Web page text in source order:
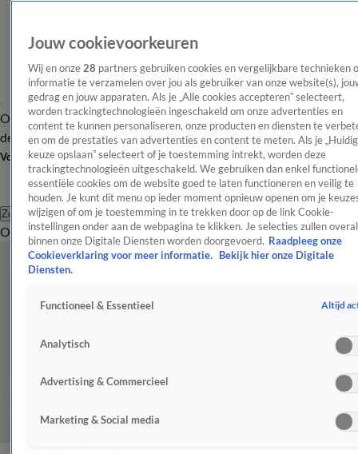
OverzichtAfleveringen Entertainment TV Algemeen
Tip
de redactieNieuwsbrief
Volg Shownieuws
Zoeken
OverzichtEntertainmentSpraakmakendRealityCrimeVideo's
Jouw cookievoorkeuren
Wij en onze 28 partners gebruiken cookies en vergelijkbare technieken
informatie te verzamelen over jou als gebruiker van onze website(s),
gedrag en jouw apparaten. Als je „Alle cookies accepteren” selecteert,
worden trackingtechnologieën ingeschakeld om onze advertenties en
content te kunnen personaliseren, onze producten en diensten te
en om de prestaties van advertenties en content te meten. Als je
keuze opslaan” selecteert of je toestemming intrekt, worden deze
trackingtechnologieën uitgeschakeld. We gebruiken dan enkel
essentiële cookies om de website goed te laten functioneren en veilig te
houden. Je kunt dit menu op ieder moment opnieuw openen om je
wijzigen of om je toestemming in te trekken door op de link Cookie-
instellingen onder aan de webpagina te klikken. Je selecties zullen overal
binnen onze Digitale Diensten worden doorgevoerd. Raadpleeg onze
Cookieverklaring voor meer informatie.
Bekijk hier onze Digitale
Diensten.
Functioneel & Essentieel Altijd
Analytisch
Advertising & Commercieel
Marketing & Social media